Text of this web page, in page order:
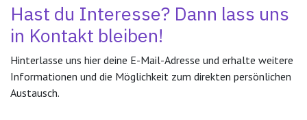
Hast du Interesse? Dann lass uns
in Kontakt bleiben!
Hinterlasse uns hier deine E-Mail-Adresse und erhalte weitere
Informationen und die Möglichkeit zum direkten persönlichen
Austausch.